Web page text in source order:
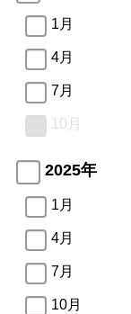
1月
4月
7月
10月
2025年
1月
4月
7月
10月